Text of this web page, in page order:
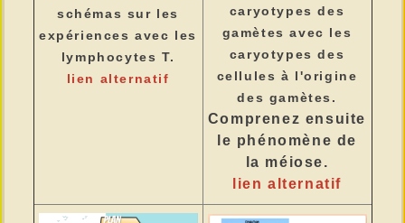
schémas sur les
expériences avec les
lymphocytes T.
lien alternatif
caryotypes des
gamètes avec les
caryotypes des
cellules à l'origine
des gamètes.
Comprenez ensuite
le phénomène de
la méiose.
lien alternatif